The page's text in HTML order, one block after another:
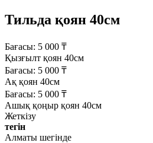
Тильда қоян 40см
Бағасы: 5 000 ₸
Қызғылт қоян 40см
Бағасы: 5 000 ₸
Ақ қоян 40см
Бағасы: 5 000 ₸
Ашық қоңыр қоян 40см
Жеткізу
тегін
Алматы шегінде